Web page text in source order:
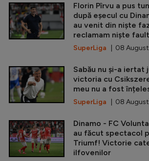
Florin Pîrvu a pus
după eșecul cu
au venit din niște
reclamam niște
SuperLiga | 08 August
Sabău nu și-a iertat
victoria cu
meu nu a fost
SuperLiga | 08
Dinamo - FC
au făcut spectacol
Triumf! Victorie
ilfovenilor